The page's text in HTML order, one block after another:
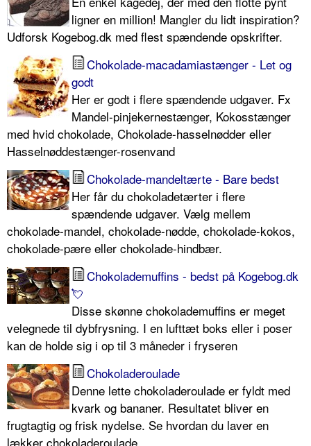
ligner en million! Mangler du lidt inspiration?
Udforsk Kogebog.dk med flest spændende opskrifter.
Chokolade-macadamiastænger - Let og
godt
Her er godt i flere spændende udgaver. Fx
Mandel-pinjekernestænger, Kokosstænger
med hvid chokolade, Chokolade-hasselnødder eller
Hasselnøddestænger-rosenvand
Chokolade-mandeltærte - Bare bedst
Her får du chokoladetærter i flere
spændende udgaver. Vælg mellem
chokolade-mandel, chokolade-nødde, chokolade-kokos,
chokolade-pære eller chokolade-hindbær.
Chokolademuffins - bedst på Kogebog.dk
💘
Disse skønne chokolademuffins er meget
velegnede til dybfrysning. I en lufttæt boks eller i poser
kan de holde sig i op til 3 måneder i fryseren
Chokoladeroulade
Denne lette chokoladeroulade er fyldt med
kvark og bananer. Resultatet bliver en
frugtagtig og frisk nydelse. Se hvordan du laver en
lækker chokoladeroulade